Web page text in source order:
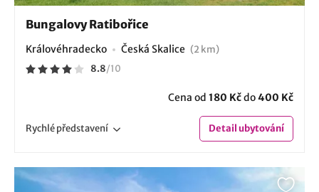
Bungalovy Ratibořice
Královéhradecko Česká Skalice (2 km)
8.8/10
Cena od 180 Kčdo400 Kč
Rychlépředstavení Detailubytování